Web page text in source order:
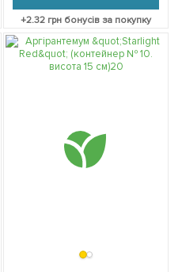
+2.32грн бонусів за покупку